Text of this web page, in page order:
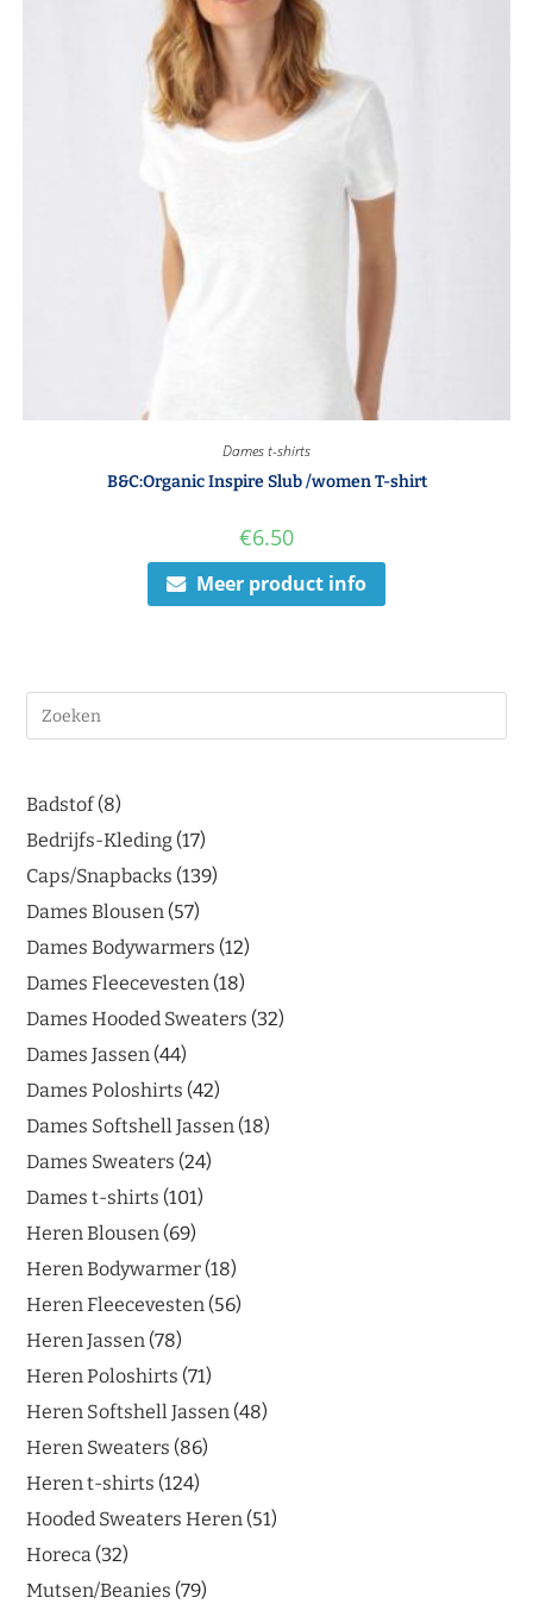
Dames t-shirts
B&C:Organic Inspire Slub /women T-shirt
€6.50
Meer product info
Badstof 8
Bedrijfs-Kleding 17
Caps/Snapbacks 139
Dames Blousen 57
Dames Bodywarmers 12
Dames Fleecevesten 18
Dames Hooded Sweaters 32
Dames Jassen 44
Dames Poloshirts 42
Dames Softshell Jassen 18
Dames Sweaters 24
Dames t-shirts 101
Heren Blousen 69
Heren Bodywarmer 18
Heren Fleecevesten 56
Heren Jassen 78
Heren Poloshirts 71
Heren Softshell Jassen 48
Heren Sweaters 86
Heren t-shirts 124
Hooded Sweaters Heren 51
Horeca 32
Mutsen/Beanies 79